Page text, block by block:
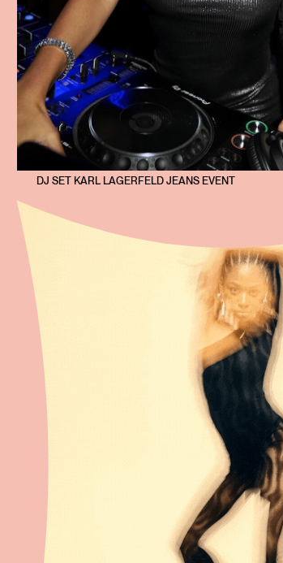
DJ SET KARL LAGERFELD JEANS EVENT